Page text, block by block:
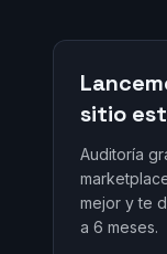
sitio
Auditoría
mejor y te
a 6 meses.